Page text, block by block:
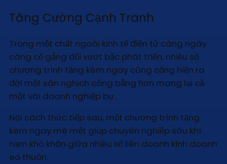
Tăng Cường Cạnh Tranh
Trong một chất ngoài kinh tế điện tử càng ngày
càng cố gắng đổi vượt bậc phát triển, nhiều số
chương trình tặng kèm ngay cũng cống hiến ra
đời một sân nghịch công bằng hơn mang lại cả
một vài doanh nghiệp bự.
Nói cách thức tiếp sau, một chương trình tặng
kèm ngay mê mệt giúp chuyên nghiệp sâu khí
nạm khó khăn giữa nhiều số liên doanh kinh doanh
eo thuôn.